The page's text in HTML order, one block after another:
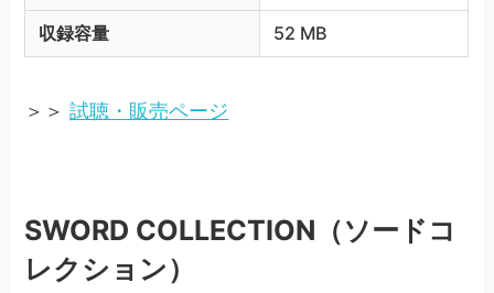
収録容量 52 MB
＞＞試聴・販売ページ
SWORD COLLECTION（ソードコ
レクション）